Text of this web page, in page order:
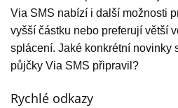
Via SMS nabízí i další možnosti
vyšší částku nebo preferují větší
splácení. Jaké konkrétní novinky
půjčky Via SMS připravil?
Rychlé odkazy